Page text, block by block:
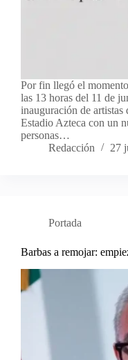
Por fin llegó el
las 13 horas del 11 de
inauguración de
Estadio Azteca con un
personas…
Redacción
27
Portada
Barbas a remojar: